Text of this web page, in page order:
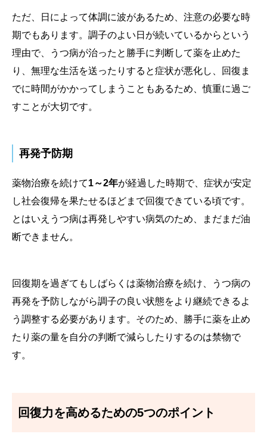
ただ、日によって体調に波があるため、注意の必要な時
期でもあります。調子のよい日が続いているからという
理由で、うつ病が治ったと勝手に判断して薬を止めた
り、無理な生活を送ったりすると症状が悪化し、回復ま
でに時間がかかってしまうこともあるため、慎重に過ご
すことが大切です。
再発予防期
薬物治療を続けて1～2年が経過した時期で、症状が安定
し社会復帰を果たせるほどまで回復できている頃です。
とはいえうつ病は再発しやすい病気のため、まだまだ油
断できません。
回復期を過ぎてもしばらくは薬物治療を続け、うつ病の
再発を予防しながら調子の良い状態をより継続できるよ
う調整する必要があります。そのため、勝手に薬を止め
たり薬の量を自分の判断で減らしたりするのは禁物で
す。
回復力を高めるための5つのポイント